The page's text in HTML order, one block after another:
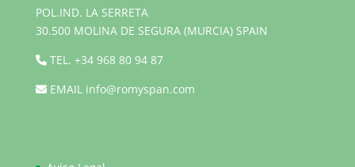
POL.IND. LA SERRETA
30.500 MOLINA DE SEGURA (MURCIA) SPAIN
TEL. +34 968 80 94 87
EMAIL info@romyspan.com